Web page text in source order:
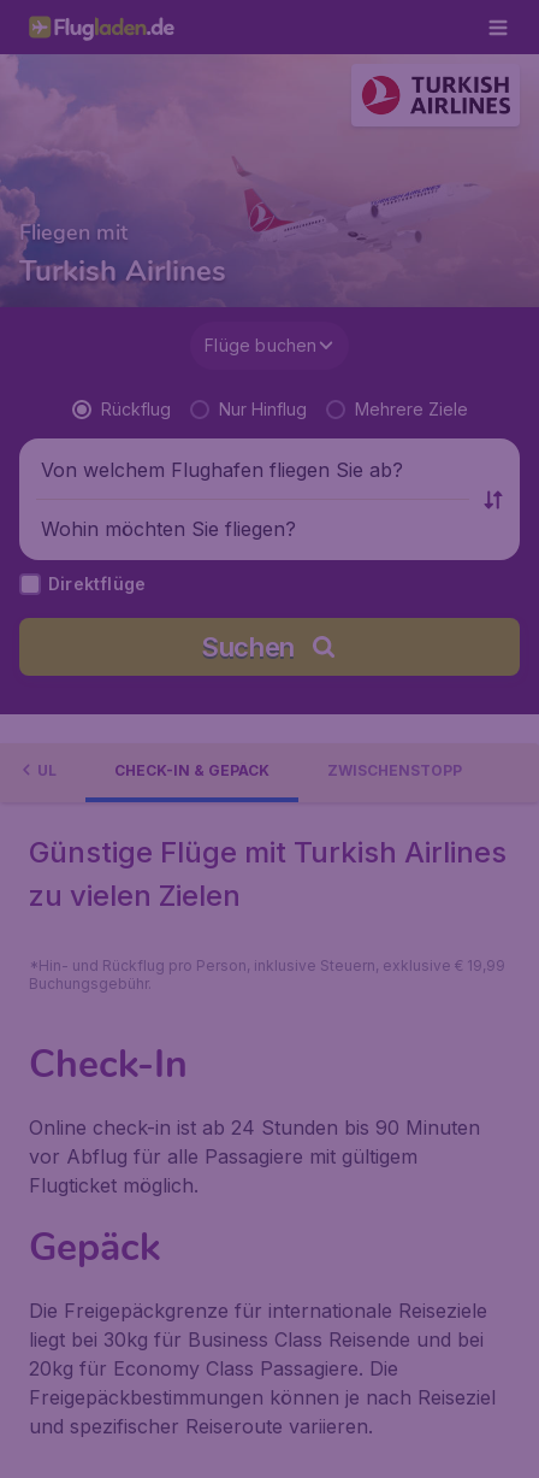
Fliegen mit
Turkish Airlines
Flüge buchen
Rückflug Nur Hinflug Mehrere Ziele
Von welchem Flughafen fliegen Sie ab?
Wohin möchten Sie fliegen?
Direktflüge
Suchen
CHECK-IN & GEPÄCK ZWISCHENSTOPP
Günstige Flüge mit Turkish Airlines
zu vielen Zielen
*Hin- und Rückflug pro Person, inklusive Steuern, exklusive € 19,99
Buchungsgebühr.
Check-In
Online check-in ist ab 24 Stunden bis 90 Minuten
vor Abflug für alle Passagiere mit gültigem
Flugticket möglich.
Gepäck
Die Freigepäckgrenze für internationale Reiseziele
liegt bei 30kg für Business Class Reisende und bei
20kg für Economy Class Passagiere. Die
Freigepäckbestimmungen können je nach Reiseziel
und spezifischer Reiseroute variieren.